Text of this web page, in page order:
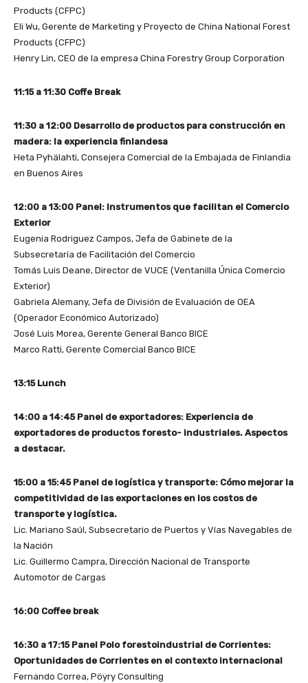
Products (CFPC)
Eli Wu, Gerente de Marketing y Proyecto de China National Forest
Products (CFPC)
Henry Lin, CEO de la empresa China Forestry Group Corporation
11:15 a 11:30 Coffe Break
11:30 a 12:00 Desarrollo de productos para construcción en
madera: la experiencia finlandesa
Heta Pyhälahti, Consejera Comercial de la Embajada de Finlandia
en Buenos Aires
12:00 a 13:00 Panel: Instrumentos que facilitan el Comercio
Exterior
Eugenia Rodriguez Campos, Jefa de Gabinete de la
Subsecretaría de Facilitación del Comercio
Tomás Luis Deane, Director de VUCE (Ventanilla Única Comercio
Exterior)
Gabriela Alemany, Jefa de División de Evaluación de OEA
(Operador Económico Autorizado)
José Luis Morea, Gerente General Banco BICE
Marco Ratti, Gerente Comercial Banco BICE
13:15 Lunch
14:00 a 14:45 Panel de exportadores: Experiencia de
exportadores de productos foresto- industriales. Aspectos
a destacar.
15:00 a 15:45 Panel de logística y transporte: Cómo mejorar la
competitividad de las exportaciones en los costos de
transporte y logística.
Lic. Mariano Saúl, Subsecretario de Puertos y Vías Navegables de
la Nación
Lic. Guillermo Campra, Dirección Nacional de Transporte
Automotor de Cargas
16:00 Coffee break
16:30 a 17:15 Panel Polo forestoindustrial de Corrientes:
Oportunidades de Corrientes en el contexto internacional
Fernando Correa, Pöyry Consulting